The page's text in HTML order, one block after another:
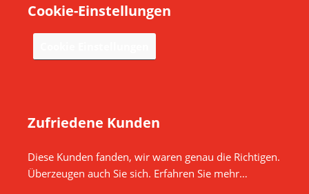
Cookie-Einstellungen
Zufriedene Kunden
Diese Kunden fanden, wir waren genau die Richtigen.
Überzeugen auch Sie sich. Erfahren Sie mehr…